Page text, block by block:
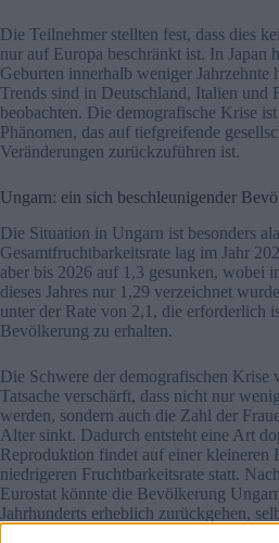
Die Teilnehmer stellten fest, dass dies
nur auf Europa beschränkt ist. In Japan
Geburten innerhalb weniger Jahrzehnte
Trends sind in Deutschland, Italien und
beobachten. Die demografische Krise
Phänomen, das auf tiefgreifende
Veränderungen zurückzuführen ist.
Ungarn: ein sich beschleunigender
Die Situation in Ungarn ist besonders
Gesamtfruchtbarkeitsrate lag im Jahr
aber bis 2026 auf 1,3 gesunken, wobei
dieses Jahres nur 1,29 verzeichnet
unter der Rate von 2,1, die erforderlich
Bevölkerung zu erhalten.
Die Schwere der demografischen Krise
Tatsache verschärft, dass nicht nur
werden, sondern auch die Zahl der
Alter sinkt. Dadurch entsteht eine Art
Reproduktion findet auf einer kleineren
niedrigeren Fruchtbarkeitsrate statt.
Eurostat könnte die Bevölkerung
Jahrhunderts erheblich zurückgehen,
Zuwanderung berücksichtigt.